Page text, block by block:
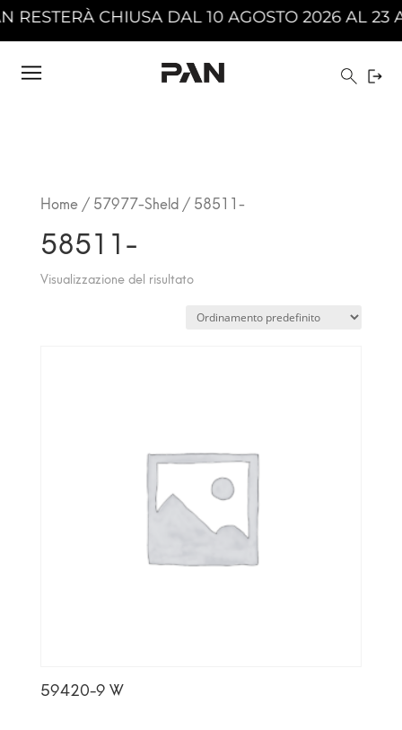
CHIUSA DAL 10 AGOSTO 2026 AL 23
Home/ 57977-Sheld / 58511-
58511-
Visualizzazione del risultato
59420-9 W